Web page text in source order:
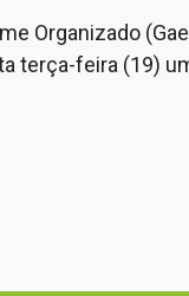
Organizado
terça-feira (19)